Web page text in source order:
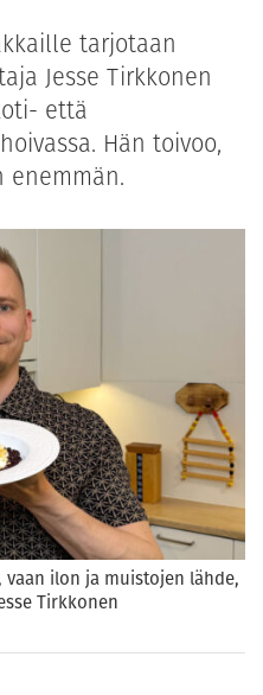
tarjotaan
Jesse Tirkkonen
että
Hän toivoo,
ilon ja muistojen lähde,
Tirkkonen